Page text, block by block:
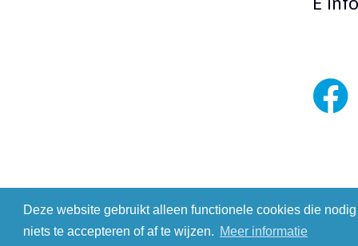
Deze website gebruikt alleen functionele cookies die
niets te accepteren of af te wijzen. Meer informatie
© 2026 - Nederlandse